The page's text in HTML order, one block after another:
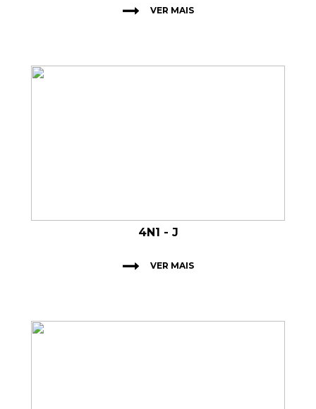
VER MAIS
4N1 - J
VER MAIS